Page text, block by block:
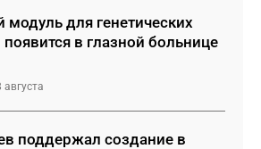
для генетических
в глазной больнице
августа
поддержал создание в